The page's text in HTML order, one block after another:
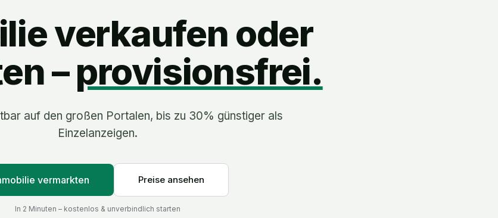
verkaufen oder
–provisionsfrei.
auf den großen Portalen, bis zu 30% günstiger als
Einzelanzeigen.
vermarkten Preise ansehen
In 2 Minuten – kostenlos & unverbindlich starten